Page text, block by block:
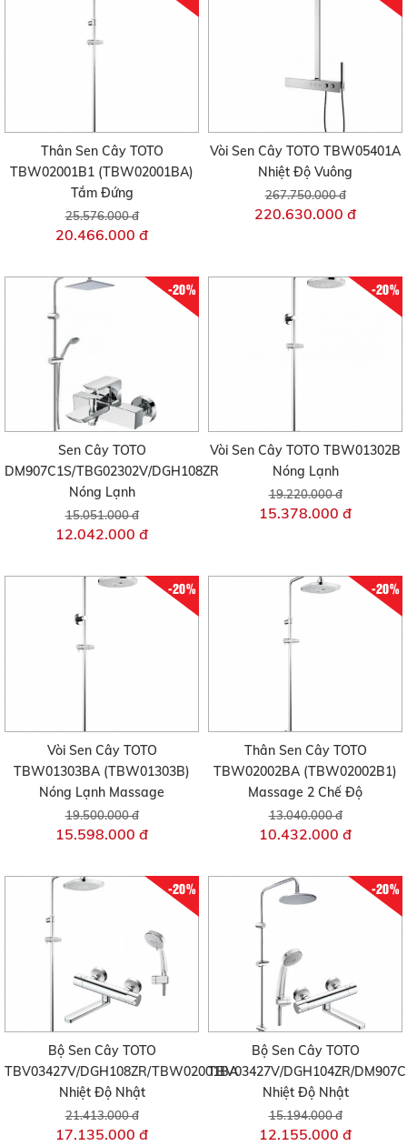
Thân Sen Cây TOTO
TBW02001B1 (TBW02001BA)
Tắm Đứng
25.576.000 đ
20.466.000 đ
Vòi Sen Cây TOTO TBW05401A
Nhiệt Độ Vuông
267.750.000 đ
220.630.000 đ
-20%
Sen Cây TOTO
DM907C1S/TBG02302V/DGH108ZR
Nóng Lạnh
15.051.000 đ
12.042.000 đ
-20%
Vòi Sen Cây TOTO TBW01302B
Nóng Lạnh
19.220.000 đ
15.378.000 đ
-20%
Vòi Sen Cây TOTO
TBW01303BA (TBW01303B)
Nóng Lạnh Massage
19.500.000 đ
15.598.000 đ
-20%
Thân Sen Cây TOTO
TBW02002BA (TBW02002B1)
Massage 2 Chế Độ
13.040.000 đ
10.432.000 đ
-20%
Bộ Sen Cây TOTO
TBV03427V/DGH108ZR/TBW02001BA
Nhiệt Độ Nhật
21.413.000 đ
17.135.000 đ
-20%
Bộ Sen Cây TOTO
TBV03427V/DGH104ZR/
Nhiệt Độ Nhật
15.194.000 đ
12.155.000 đ